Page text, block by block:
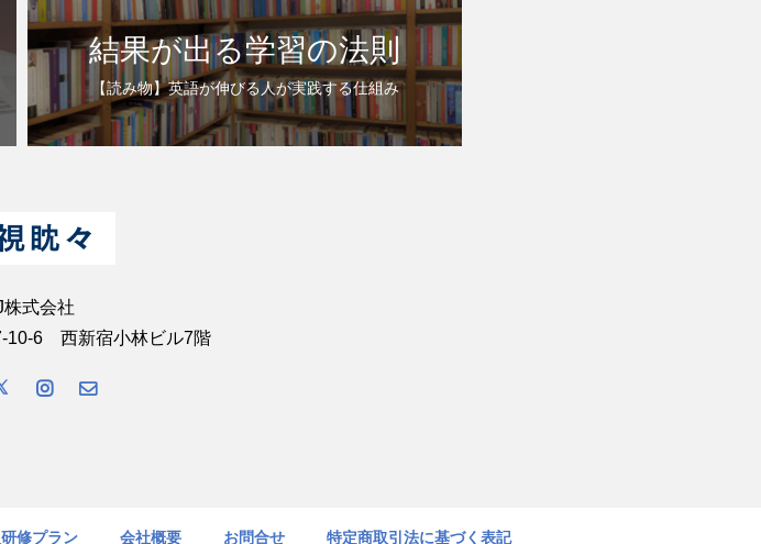
結果が出る学習の法則
【読み物】英語が伸びる人が実践する仕組み
株式会社
10-6 西新宿小林ビル7階
修プラン 会社概要 お問合せ 特定商取引法に基づく表記